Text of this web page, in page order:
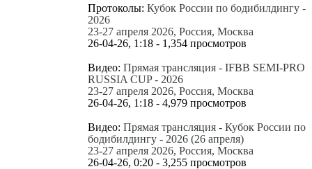
Протоколы: Кубок России по бодибилдингу -
2026
23-27 апреля 2026, Россия, Москва
26-04-26, 1:18 - 1,354 просмотров
Видео: Прямая трансляция - IFBB SEMI-PRO
RUSSIA CUP - 2026
23-27 апреля 2026, Россия, Москва
26-04-26, 1:18 - 4,979 просмотров
Видео: Прямая трансляция - Кубок России по
бодибилдингу - 2026 (26 апреля)
23-27 апреля 2026, Россия, Москва
26-04-26, 0:20 - 3,255 просмотров